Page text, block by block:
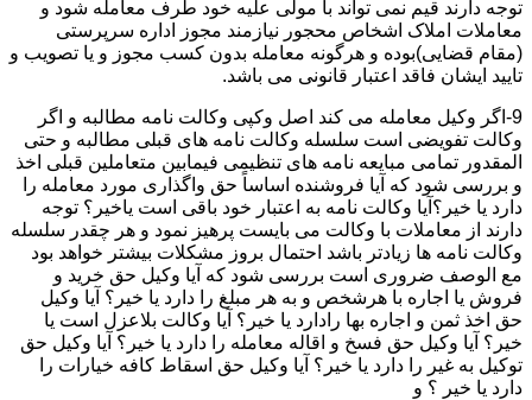
توجه دارند قیم نمی تواند با مولی علیه خود طرف معامله شود و
معاملات املاک اشخاص محجور نیازمند مجوز اداره سرپرستی
(مقام قضایی)بوده و هرگونه معامله بدون کسب مجوز و یا تصویب و
تایید ایشان فاقد اعتبار قانونی می باشد.
9-اگر وکیل معامله می کند اصل وکپی وکالت نامه مطالبه و اگر
وکالت تفویضی است سلسله وکالت نامه های قبلی مطالبه و حتی
المقدور تمامی مبایعه نامه های تنظیمی فیمابین متعاملین قبلی اخذ
و بررسی شود که آیا فروشنده اساساً حق واگذاری مورد معامله را
دارد یا خیر؟آیا وکالت نامه به اعتبار خود باقی است یاخیر؟ توجه
دارند از معاملات با وکالت می بایست پرهیز نمود و هر چقدر سلسله
وکالت نامه ها زیادتر باشد احتمال بروز مشکلات بیشتر خواهد بود
مع الوصف ضروری است بررسی شود که آیا وکیل حق خرید و
فروش یا اجاره با هرشخص و به هر مبلغ را دارد یا خیر؟ آیا وکیل
حق اخذ ثمن و اجاره بها رادارد یا خیر؟ آیا وکالت بلاعزل است یا
خیر؟ آیا وکیل حق فسخ و اقاله معامله را دارد یا خیر؟ آیا وکیل حق
توکیل به غیر را دارد یا خیر؟ آیا وکیل حق اسقاط کافه خیارات را
دارد یا خیر ؟ و